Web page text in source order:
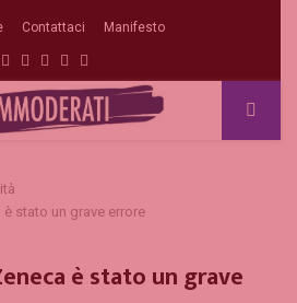
Contattaci Manifesto
Facebook
TwitterInstagram
Linkedin
Email
stato un grave errore
è stato un grave